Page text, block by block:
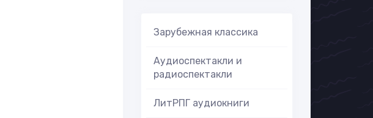
Зарубежная классика
Аудиоспектакли и
радиоспектакли
ЛитРПГ аудиокниги